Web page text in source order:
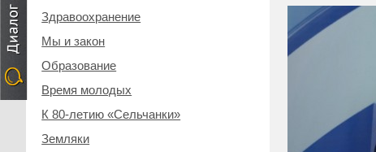
Здравоохранение
Мы и закон
Образование
Время молодых
К 80-летию «Сельчанки»
Земляки